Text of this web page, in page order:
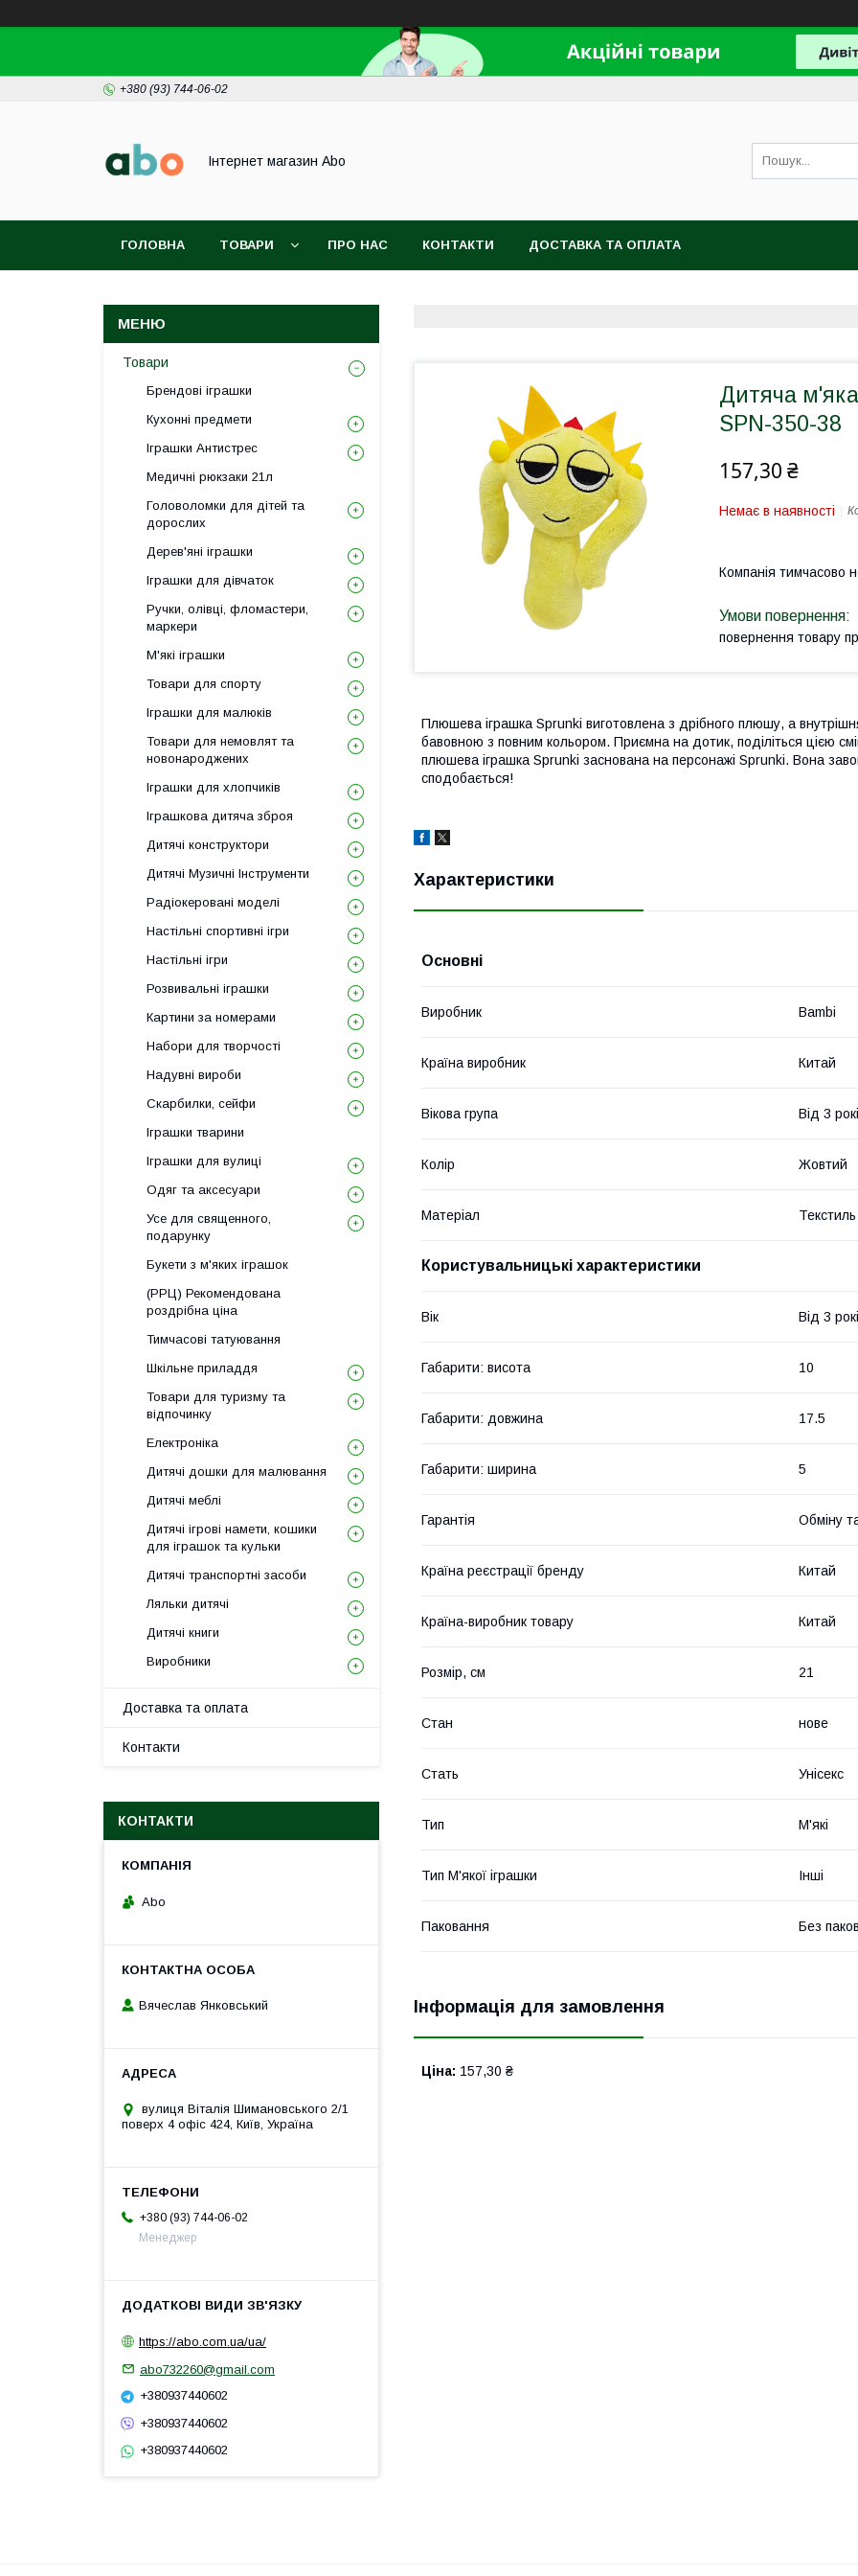
+380 (93) 744-06-02
Інтернет магазин Abo
ГОЛОВНА ТОВАРИ ПРО НАС КОНТАКТИ ДОСТАВКА ТА ОПЛАТА
Дитяча
SPN-350-38
157,30 ₴
Немає в наявності
Компанія тимчасово
повернення товару
Плюшева іграшка Sprunki виготовлена з дрібного плюшу, а
бавовною з повним кольором. Приємна на дотик, поділіться цією
плюшева іграшка Sprunki заснована на персонажі Sprunki. Вона
сподобається!
Характеристики
Основні
Виробник Bambi
Країна виробник Китай
Вікова група Від 3
Колір Жовтий
Матеріал Текстиль
Користувальницькі характеристики
Вік Від 3
Габарити: висота 10
Габарити: довжина 17.5
Габарити: ширина 5
Гарантія Обміну
Країна реєстрації бренду Китай
Країна-виробник товару Китай
Розмір, см 21
Стан нове
Стать Унісекс
Тип М'які
Тип М'якої іграшки Інші
Паковання Без
Інформація для замовлення
Ціна: 157,30 ₴
Товари
Брендові іграшки
Кухонні предмети
Іграшки Антистрес
Медичні рюкзаки 21л
Головоломки для дітей та
дорослих
Дерев'яні іграшки
Іграшки для дівчаток
Ручки, олівці, фломастери,
маркери
М'які іграшки
Товари для спорту
Іграшки для малюків
Товари для немовлят та
новонароджених
Іграшки для хлопчиків
Іграшкова дитяча зброя
Дитячі конструктори
Дитячі Музичні Інструменти
Радіокеровані моделі
Настільні спортивні ігри
Настільні ігри
Розвивальні іграшки
Картини за номерами
Набори для творчості
Надувні вироби
Скарбилки, сейфи
Іграшки тварини
Іграшки для вулиці
Одяг та аксесуари
Усе для священного,
подарунку
Букети з м'яких іграшок
(РРЦ) Рекомендована
роздрібна ціна
Тимчасові татуювання
Шкільне приладдя
Товари для туризму та
відпочинку
Електроніка
Дитячі дошки для малювання
Дитячі меблі
Дитячі ігрові намети, кошики
для іграшок та кульки
Дитячі транспортні засоби
Ляльки дитячі
Дитячі книги
Виробники
Доставка та оплата
Контакти
КОНТАКТИ
Abo
Вячеслав Янковський
вулиця Віталія Шимановського 2/1
поверх 4 офіс 424, Київ, Україна
+380 (93) 744-06-02
Менеджер
https://abo.com.ua/ua/
abo732260@gmail.com
+380937440602
+380937440602
+380937440602